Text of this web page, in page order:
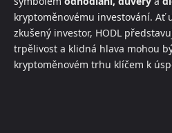
kryptoměnovému investování. Ať
zkušený investor, HODL
trpělivost a klidná hlava mohou
kryptoměnovém trhu klíčem k